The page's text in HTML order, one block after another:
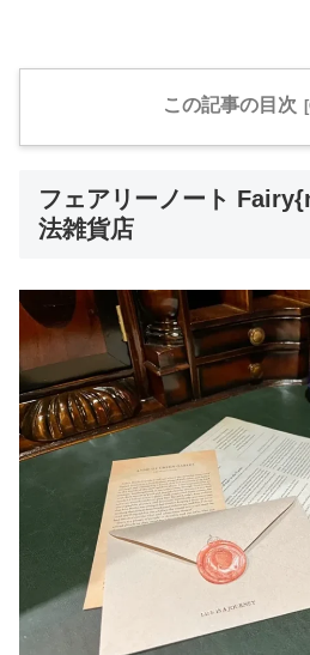
この記事の目次
フェアリーノート
法雑貨店